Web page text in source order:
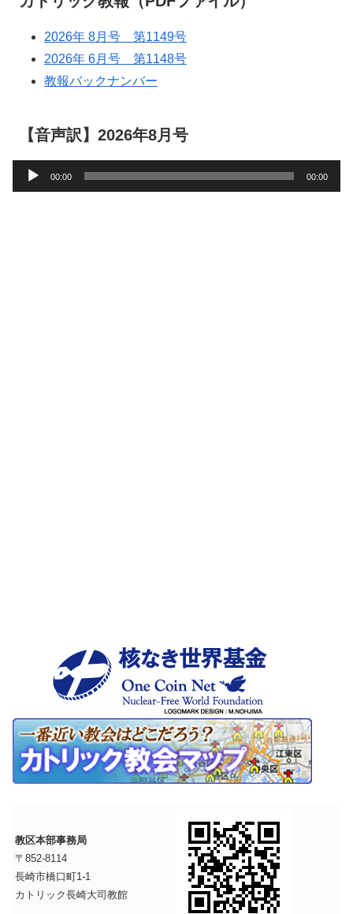
2026年 8月号 第1149号
2026年 6月号 第1148号
教報バックナンバー
【音声訳】2026年8月号
声
00:00 00:00
教区本部事務局
〒852-8114
長崎市橋口町1-1
カトリック長崎大司教館